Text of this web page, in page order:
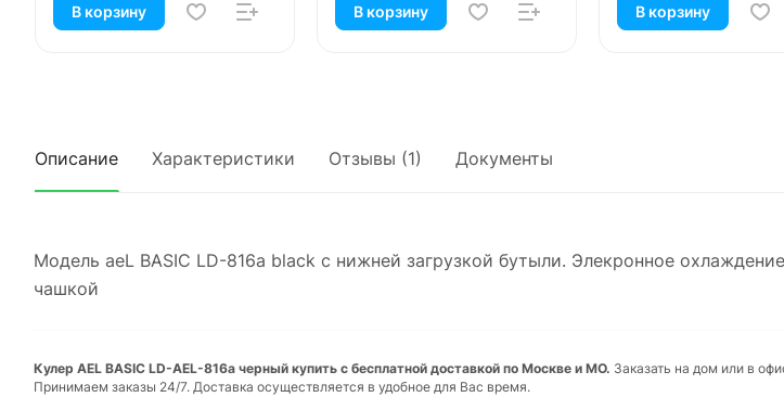
В корзину В корзину В корзину
Описание Характеристики Отзывы (1) Документы
Модель aeL BASIC LD-816a black с нижней загрузкой бутыли. Элекронное
чашкой
Кулер AEL BASIC LD-AEL-816a черный купить с бесплатной доставкой по Москве и МО. Заказать на дом или в
Принимаем заказы 24/7. Доставка осуществляется в удобное для Вас время.